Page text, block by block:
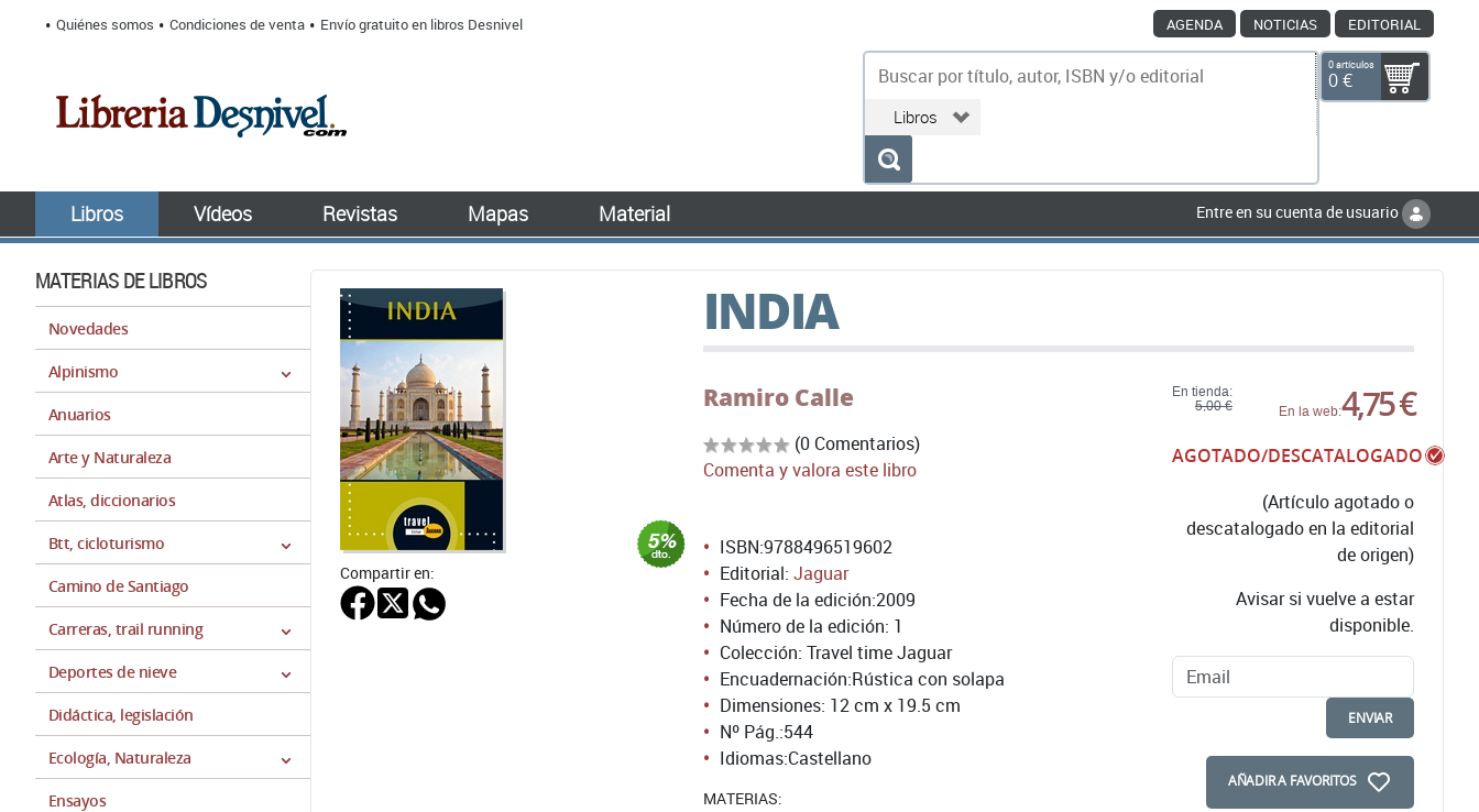
Quiénes somos Condiciones de venta Envío gratuito en libros Desnivel AGENDA NOTICIAS EDITORIAL
0 artículos
0 €
Libros Vídeos Revistas Mapas Material Entre en su cuenta de usuario
MATERIAS DE LIBROS
Novedades
Alpinismo
Anuarios
Arte y Naturaleza
Atlas, diccionarios
Btt, cicloturismo
Camino de Santiago
Carreras, trail running
Deportes de nieve
Didáctica, legislación
Ecología, Naturaleza
Ensayos
INDIA
Compartir en:
Ramiro Calle
(0 Comentarios)
Comenta y valora este libro
En tienda:
5,00 €
En la web:4,75 €
AGOTADO/DESCATALOGADO
(Artículo agotado o
descatalogado en la editorial
de origen)
Avisar si vuelve a estar
disponible.
ENVIAR
AÑADIR A FAVORITOS
ISBN:9788496519602
Editorial: Jaguar
Fecha de la edición:2009
Número de la edición: 1
Colección: Travel time Jaguar
Encuadernación:Rústica con solapa
Dimensiones: 12 cm x 19.5 cm
Nº Pág.:544
Idiomas:Castellano
MATERIAS: